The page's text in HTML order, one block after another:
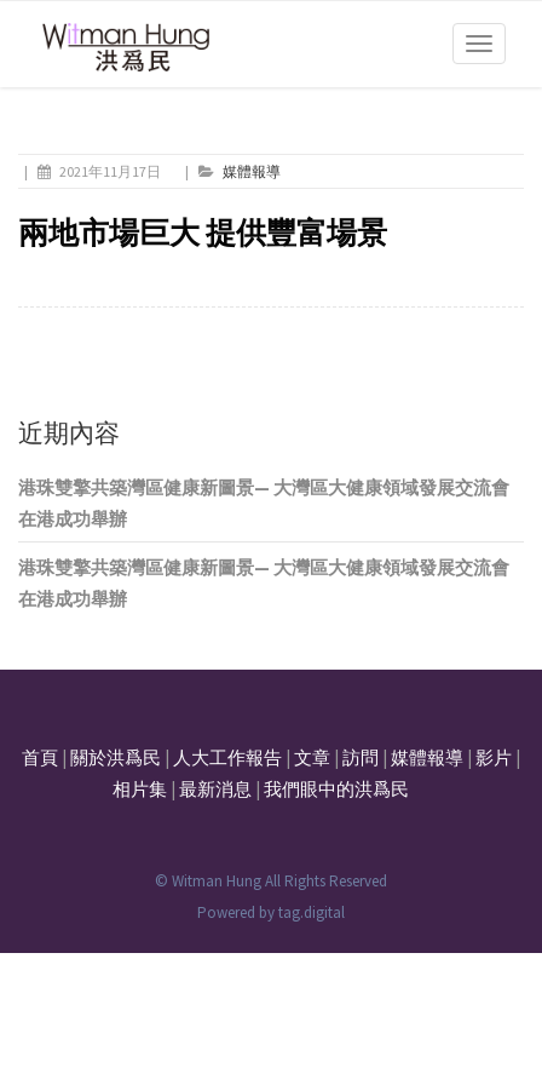
Toggle
| 2021年11月17日 | 媒體報導
兩地市場巨大 提供豐富場景
近期內容
港珠雙擎共築灣區健康新圖景— 大灣區大健康領域發展交流會
在港成功舉辦
港珠雙擎共築灣區健康新圖景— 大灣區大健康領域發展交流會
在港成功舉辦
首頁 關於洪爲民 人大工作報告 文章 訪問 媒體報導 影片
相片集| 最新消息 我們眼中的洪爲民
© Witman Hung All Rights Reserved
Powered bytag.digital